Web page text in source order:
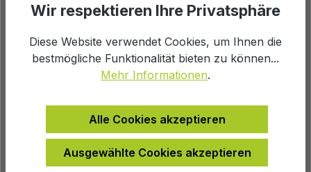
Produkt Anzahl: Gib denIn den Warenkorb
Zur Wunschliste hinzufügen
Produktnummer:100927
4003318844263
Wir respektieren Ihre Privatsphäre
Diese Website verwendet Cookies, um Ihnen die
bestmögliche Funktionalität bieten zu können...
Mehr Informationen.
Alle Cookies akzeptieren
Ausgewählte Cookies akzeptieren